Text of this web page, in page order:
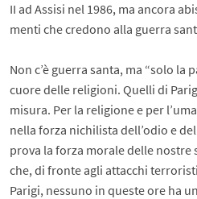
II ad Assisi nel 1986, ma ancora
menti che credono alla guerra
Non c’è guerra santa, ma “solo la
cuore delle religioni. Quelli di
misura. Per la religione e per
nella forza nichilista dell’odio e
prova la forza morale delle nostre
che, di fronte agli attacchi
Parigi, nessuno in queste ore ha